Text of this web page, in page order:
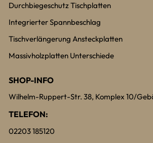
Durchbiegeschutz Tischplatten
Integrierter Spannbeschlag
Tischverlängerung Ansteckplatten
Massivholzplatten Unterschiede
SHOP-INFO
Wilhelm-Ruppert-Str. 38, Komplex 10/
TELEFON:
02203 185120